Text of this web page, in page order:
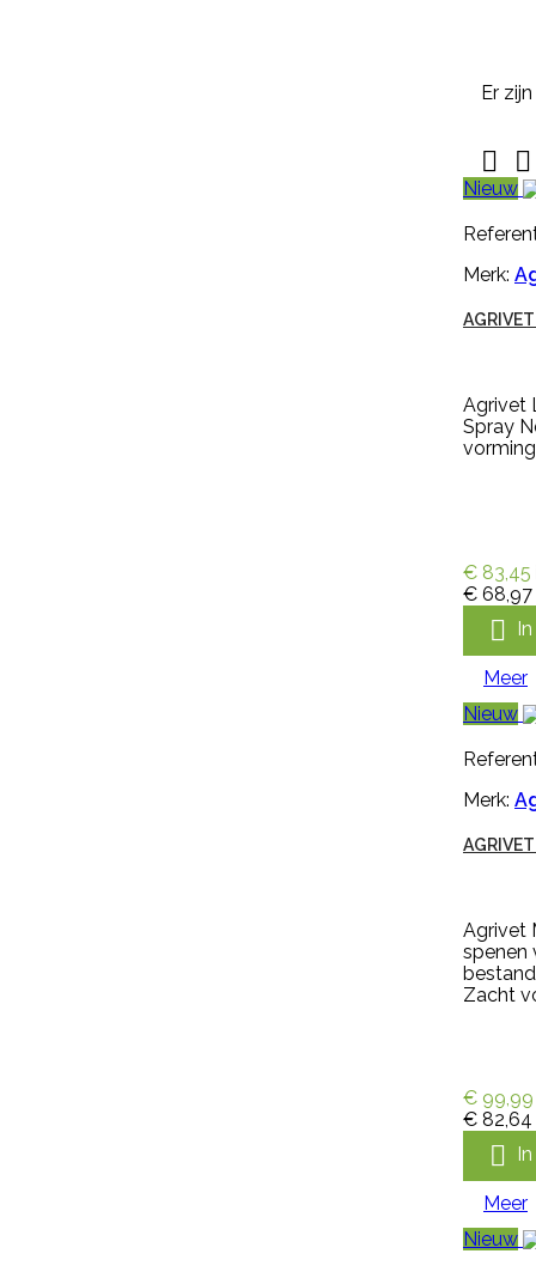
Er
 
Nieuw
Merk:
Agrivet
Spray
€ 83,45
€ 68,97

Meer
Nieuw
Merk:
Agrivet
spenen
Zacht
€ 99,99
€ 82,64

Meer
Nieuw